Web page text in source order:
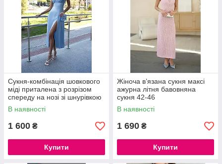
Сукня-комбінація шовкового
міді приталена з розрізом
спереду на нозі зі шнурівкою
на спинці
В наявності
1 600 ₴
Купити
Жіноча в’язана сукня максі
ажурна літня бавовняна
сукня 42-46
В наявності
1 690 ₴
Купити